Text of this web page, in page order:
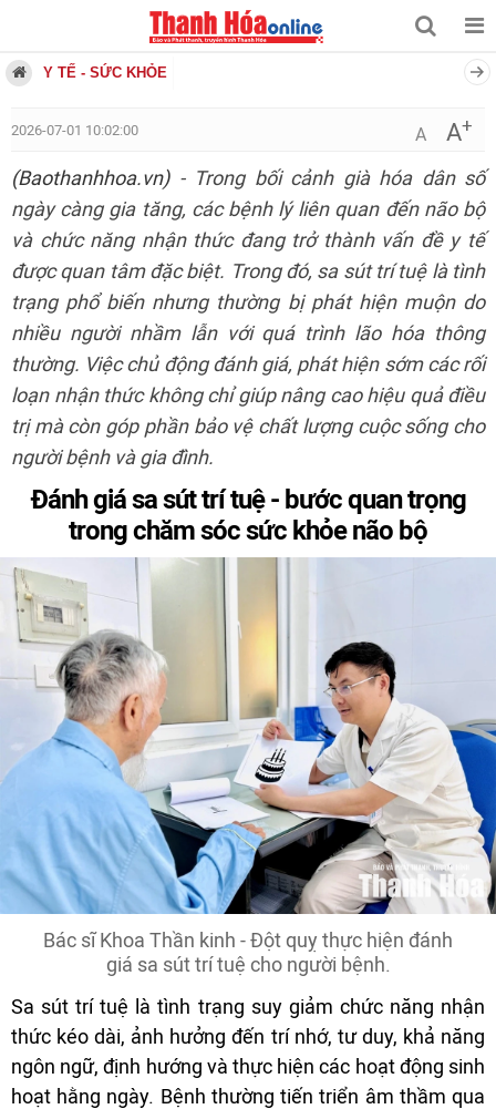
Y TẾ - SỨC KHỎE
2026-07-01 10:02:00 A A+
(Baothanhhoa.vn)- Trong bối cảnh già hóa dân số
ngày càng gia tăng, các bệnh lý liên quan đến não bộ
và chức năng nhận thức đang trở thành vấn đề y tế
được quan tâm đặc biệt. Trong đó, sa sút trí tuệ là tình
trạng phổ biến nhưng thường bị phát hiện muộn do
nhiều người nhầm lẫn với quá trình lão hóa thông
thường. Việc chủ động đánh giá, phát hiện sớm các rối
loạn nhận thức không chỉ giúp nâng cao hiệu quả điều
trị mà còn góp phần bảo vệ chất lượng cuộc sống cho
người bệnh và gia đình.
Đánh giá sa sút trí tuệ - bước quan trọng
trong chăm sóc sức khỏe não bộ
Bác sĩ Khoa Thần kinh - Đột quỵ thực hiện đánh
giá sa sút trí tuệ cho người bệnh.
Sa sút trí tuệ là tình trạng suy giảm chức năng nhận
thức kéo dài, ảnh hưởng đến trí nhớ, tư duy, khả năng
ngôn ngữ, định hướng và thực hiện các hoạt động sinh
hoạt hằng ngày. Bệnh thường tiến triển âm thầm qua